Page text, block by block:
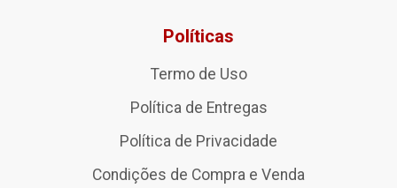
Políticas
Termo de Uso
Política de Entregas
Política de Privacidade
Condições de Compra e Venda